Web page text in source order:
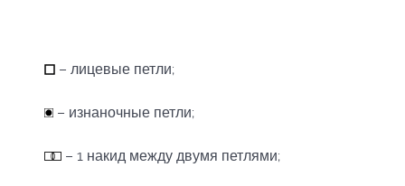
– лицевые петли;
– изнаночные петли;
– 1 накид между двумя петлями;